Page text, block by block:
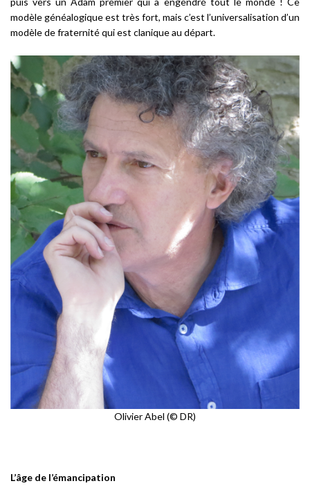
modèle généalogique est très fort, mais c’est l’universalisation d’un
modèle de fraternité qui est clanique au départ.
Olivier Abel (© DR)
L’âge de l’émancipation